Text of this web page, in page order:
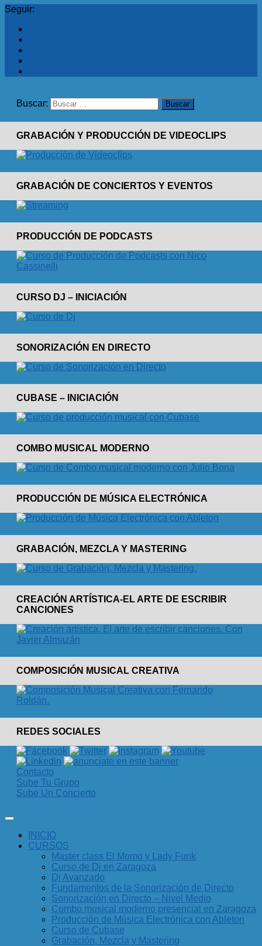
Seguir:
Buscar:
GRABACIÓN Y PRODUCCIÓN DE VIDEOCLIPS
GRABACIÓN DE CONCIERTOS Y EVENTOS
PRODUCCIÓN DE PODCASTS
CURSO DJ – INICIACIÓN
SONORIZACIÓN EN DIRECTO
CUBASE – INICIACIÓN
COMBO MUSICAL MODERNO
PRODUCCIÓN DE MÚSICA ELECTRÓNICA
GRABACIÓN, MEZCLA Y MASTERING
CREACIÓN ARTÍSTICA-EL ARTE DE ESCRIBIR
CANCIONES
COMPOSICIÓN MUSICAL CREATIVA
REDES SOCIALES
Contacto
Sube Tu Grupo
Sube Un Concierto
INICIO
CURSOS
Master class El Momo y Lady Funk
Curso de Dj en Zaragoza
Dj Avanzado
Fundamentos de la Sonorización de Directo
Sonorización en Directo – Nivel Medio
Combo musical moderno presencial en Zaragoza
Producción de Música Electrónica con Ableton
Curso de Cubase
Grabación, Mezcla y Mastering